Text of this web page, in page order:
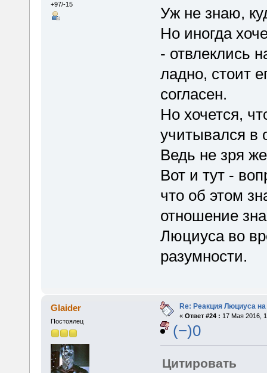
+97/-15
Уж не знаю,
Но иногда
- отвлеклись
ладно, стоит
согласен.
Но хочется,
учитывался в
Ведь не зря
Вот и тут -
что об этом
отношение
Люциуса во
разумности.
Glaider
Постоялец
Re: Реакция Люциуса
« Ответ #24 : 17 Мая 2016,
(−)0
Цитировать